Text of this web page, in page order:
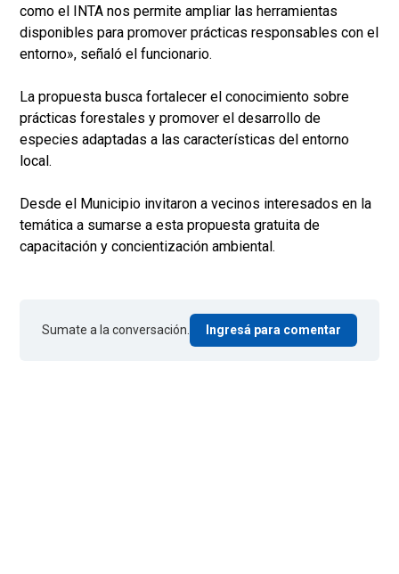
como el INTA nos permite ampliar las herramientas
disponibles para promover prácticas responsables con el
entorno», señaló el funcionario.
La propuesta busca fortalecer el conocimiento sobre
prácticas forestales y promover el desarrollo de
especies adaptadas a las características del entorno
local.
Desde el Municipio invitaron a vecinos interesados en la
temática a sumarse a esta propuesta gratuita de
capacitación y concientización ambiental.
Sumate a la conversación. Ingresá para comentar